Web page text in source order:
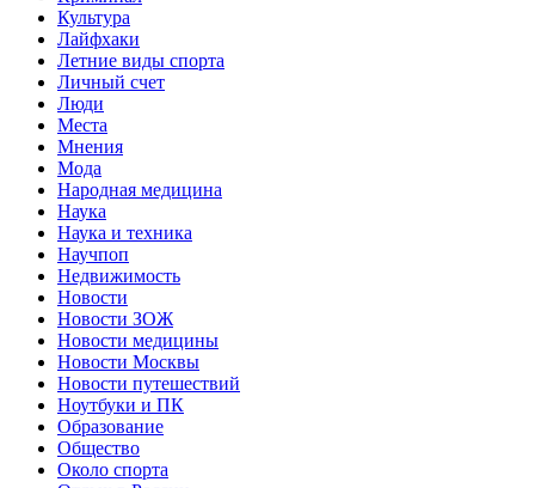
Культура
Лайфхаки
Летние виды спорта
Личный счет
Люди
Места
Мнения
Мода
Народная медицина
Наука
Наука и техника
Научпоп
Недвижимость
Новости
Новости ЗОЖ
Новости медицины
Новости Москвы
Новости путешествий
Ноутбуки и ПК
Образование
Общество
Около спорта